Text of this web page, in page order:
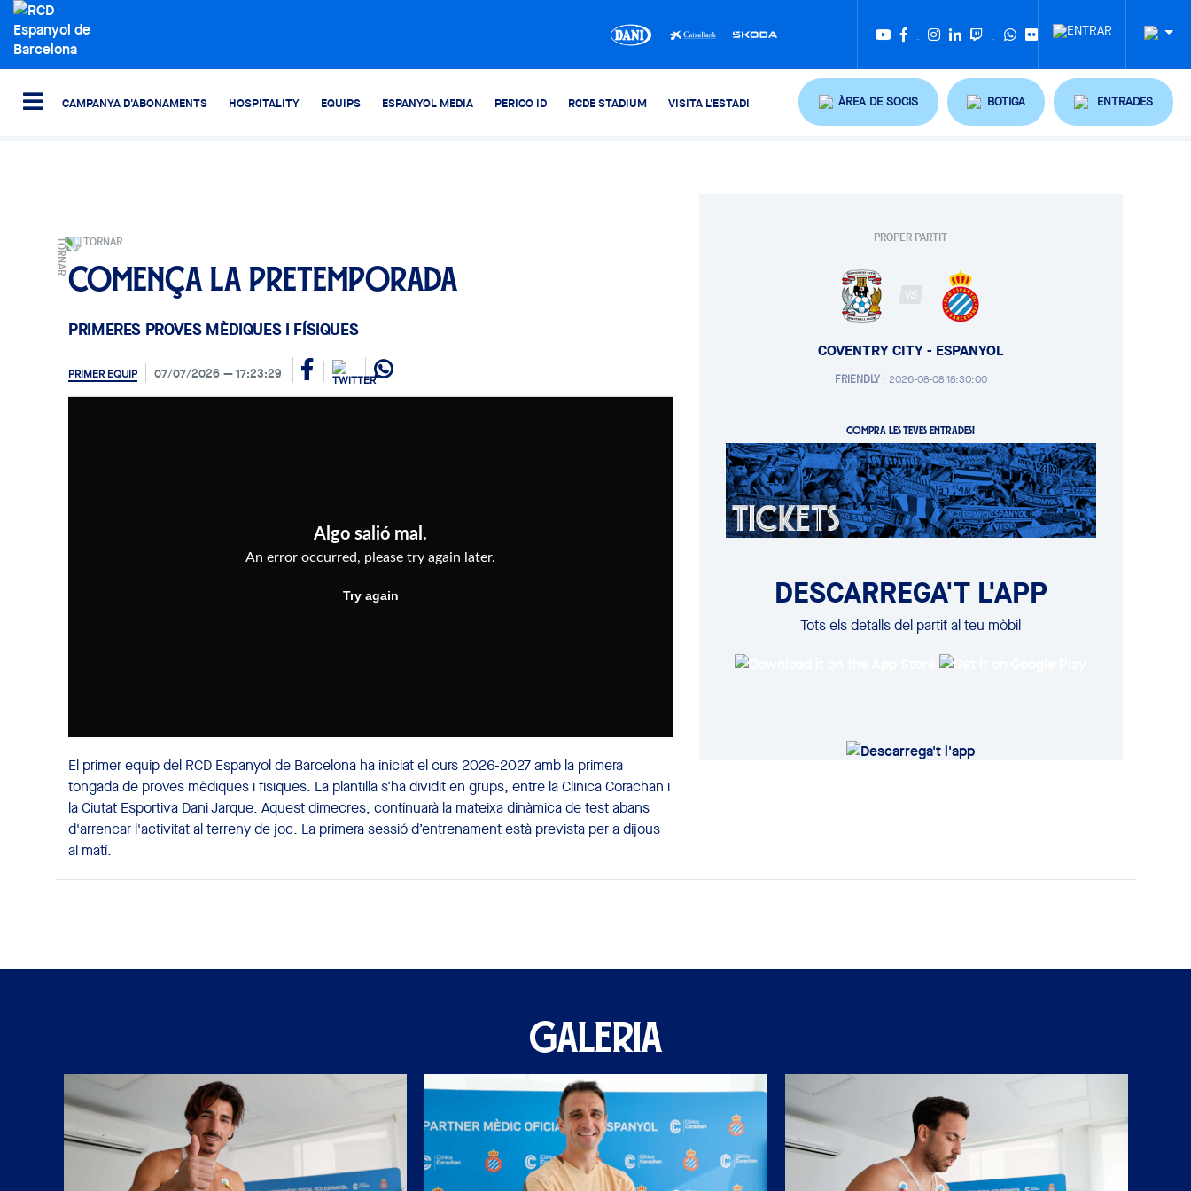
CAMPANYA D'ABONAMENTS HOSPITALITY EQUIPS ESPANYOL MEDIA PERICO ID RCDE STADIUM VISITA L'ESTADI ÀREA DE SOCIS BOTIGA ENTRADES
TORNAR
Comença la pretemporada
PRIMERES PROVES MÈDIQUES I FÍSIQUES
PRIMER EQUIP 07/07/2026 17:23:29
El primer equip del RCD Espanyol de Barcelona ha iniciat el curs 2026-2027 amb la primera
tongada de proves mèdiques i físiques. La plantilla s’ha dividit en grups, entre la Clínica Corachan i
la Ciutat Esportiva Dani Jarque. Aquest dimecres, continuarà la mateixa dinàmica de test abans
d'arrencar l'activitat al terreny de joc. La primera sessió d’entrenament està prevista per a dijous
al matí.
PROPER PARTIT
VS
COVENTRY CITY - ESPANYOL
FRIENDLY· 2026-08-08 18:30:00
COMPRA LES TEVES ENTRADES!
DESCARREGA'T L'APP
Tots els detalls del partit al teu mòbil
GALERIA